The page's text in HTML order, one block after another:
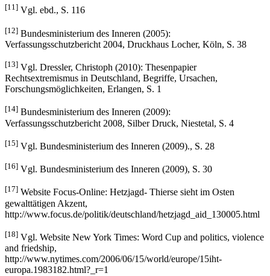
[11] Vgl. ebd., S. 116
[12] Bundesministerium des Inneren (2005):
Verfassungsschutzbericht 2004, Druckhaus Locher, Köln, S. 38
[13] Vgl. Dressler, Christoph (2010): Thesenpapier
Rechtsextremismus in Deutschland, Begriffe, Ursachen,
Forschungsmöglichkeiten, Erlangen, S. 1
[14] Bundesministerium des Inneren (2009):
Verfassungsschutzbericht 2008, Silber Druck, Niestetal, S. 4
[15] Vgl. Bundesministerium des Inneren (2009)., S. 28
[16] Vgl. Bundesministerium des Inneren (2009), S. 30
[17] Website Focus-Online: Hetzjagd- Thierse sieht im Osten
gewalttätigen Akzent,
http://www.focus.de/politik/deutschland/hetzjagd_aid_130005.html
[18] Vgl. Website New York Times: Word Cup and politics, violence
and friedship,
http://www.nytimes.com/2006/06/15/world/europe/15iht-
europa.1983182.html?_r=1